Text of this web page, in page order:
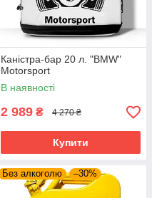
Каністра-бар 20 л. "BMW"
Motorsport
В наявності
2 989 ₴ 4 270 ₴
Купити
Без алкоголю –30%